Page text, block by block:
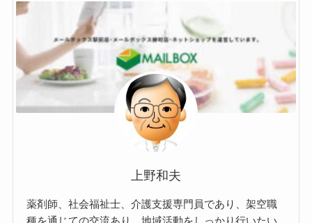
上野和夫
薬剤師、社会福祉士、介護支援専門員であり、架空職
種を通じての交流あり。地域活動をしっかり行いたい